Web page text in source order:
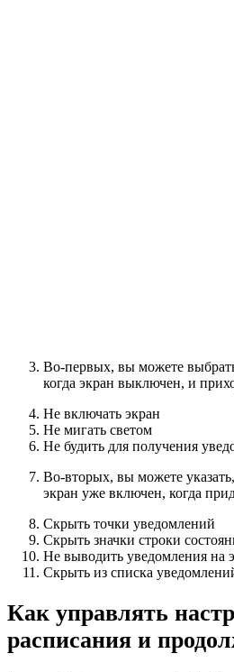
Во-первых, вы можете
когда экран выключен, и
Не включать экран
Не мигать светом
Не будить для получения
Во-вторых, вы можете
экран уже включен, когда
Скрыть точки уведомлений
Скрыть значки строки
Не выводить уведомления на
Скрыть из списка
Как управлять
расписания и